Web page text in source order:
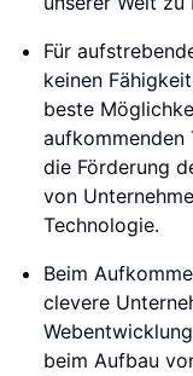
Für
keinen
beste
aufkommenden
die Förderung
von
Technologie.
Beim
clevere
beim Aufbau